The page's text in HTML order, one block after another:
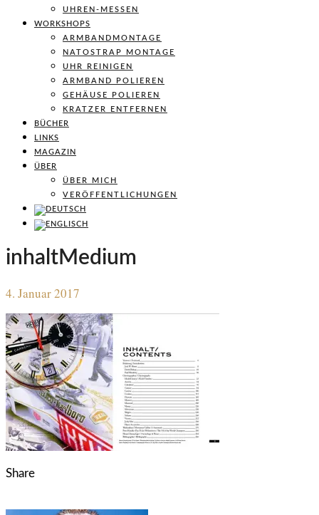
UHREN-MESSEN
WORKSHOPS
ARMBANDMONTAGE
NATOSTRAP MONTAGE
UHR REINIGEN
ARMBAND POLIEREN
GEHÄUSE POLIEREN
KRATZER ENTFERNEN
BÜCHER
LINKS
MAGAZIN
ÜBER
ÜBER MICH
VERÖFFENTLICHUNGEN
inhaltMedium
4. Januar 2017
Share